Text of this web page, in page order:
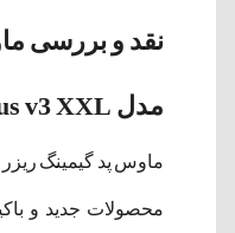
نقد و بررسی
مدل Goliathus v3 XXL
محصولات جدید و